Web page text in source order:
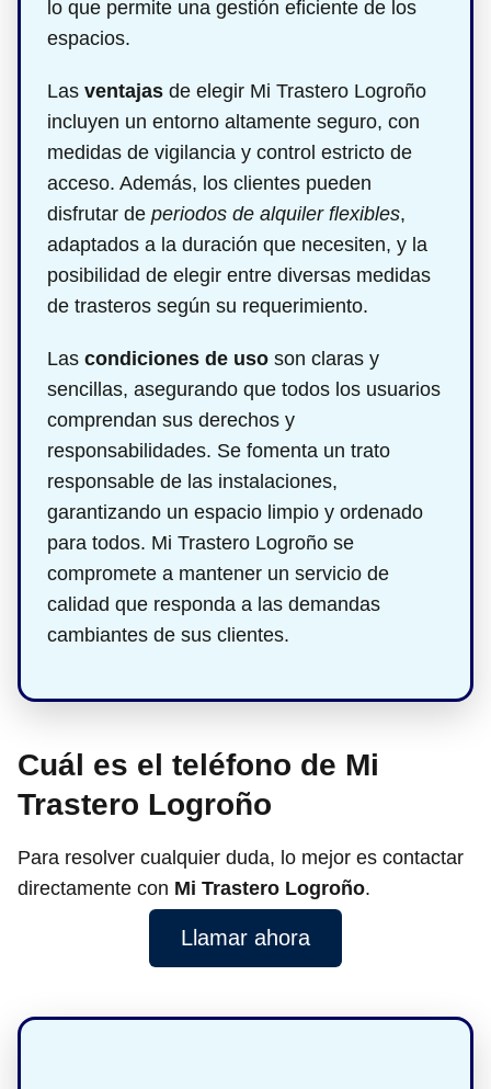
lo que permite una gestión eficiente de los
espacios.
Las ventajas de elegir Mi Trastero Logroño
incluyen un entorno altamente seguro, con
medidas de vigilancia y control estricto de
acceso. Además, los clientes pueden
disfrutar de periodos de alquiler flexibles,
adaptados a la duración que necesiten, y la
posibilidad de elegir entre diversas medidas
de trasteros según su requerimiento.
Las condiciones de uso son claras y
sencillas, asegurando que todos los usuarios
comprendan sus derechos y
responsabilidades. Se fomenta un trato
responsable de las instalaciones,
garantizando un espacio limpio y ordenado
para todos. Mi Trastero Logroño se
compromete a mantener un servicio de
calidad que responda a las demandas
cambiantes de sus clientes.
Cuál es el teléfono de Mi
Trastero Logroño
Para resolver cualquier duda, lo mejor es contactar
directamente con Mi Trastero Logroño.
Llamar ahora